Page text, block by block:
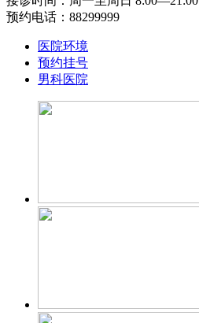
预约电话：88299999
医院环境
预约挂号
男科医院